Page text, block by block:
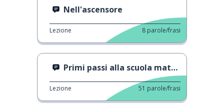
Nell'ascensore
Lezione 8 parole/frasi
Primi passi alla scuola materna
Lezione 51 parole/frasi